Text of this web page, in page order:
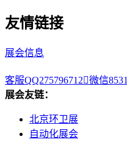
友情链接
展会信息
客服QQ275796712微信
展会友链：
北京环卫展
自动化展会